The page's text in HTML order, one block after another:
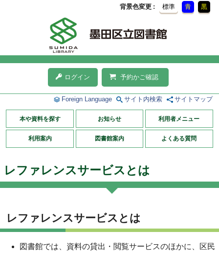
背景色変更 標準 青 黒
ログイン 予約かご確認
Foreign Language サイト内検索 サイトマップ
本や資料を探す お知らせ 利用者メニュー
利用案内 図書館案内 よくある質問
レファレンスサービスとは
レファレンスサービスとは
図書館では、資料の貸出・閲覧サービスのほかに、区民